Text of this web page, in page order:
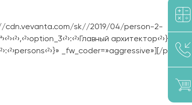
cdn.vevanta.com/sk//2019/04/person-2-
архитектор‹²›}‹¹›»
_fw_coder=»aggressive»][/persons]